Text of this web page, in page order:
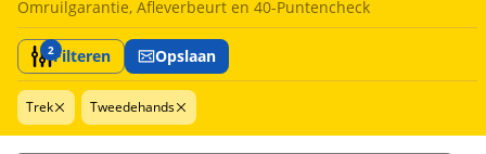
Omruilgarantie, Afleverbeurt en 40-Puntencheck
2Filteren Opslaan
Trek Tweedehands